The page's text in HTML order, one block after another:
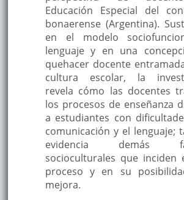
Educación Especial del
bonaerense (Argentina).
en el modelo
lenguaje y en una
quehacer docente
cultura escolar, la
revela cómo las docentes
los procesos de enseñanza
a estudiantes con
comunicación y el lenguaje;
evidencia demás
socioculturales que inciden
proceso y en su
mejora.